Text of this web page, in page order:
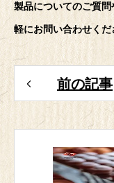
製品についてのご質
軽にお問い合わせくだ
前の記事